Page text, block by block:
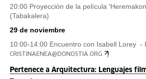
20:00 Proyección de la película
(Tabakalera)
29 de noviembre
10:00-14:00 Encuentro con Isabell Lorey -
CRISTINAENEA@DONOSTIA.ORG )
Pertenece a Arquitectura: Lenguajes